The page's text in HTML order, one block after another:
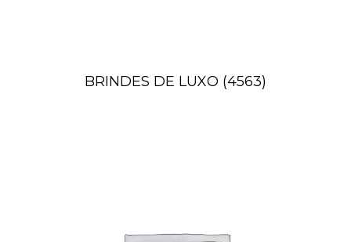
BRINDES DE LUXO (4563)